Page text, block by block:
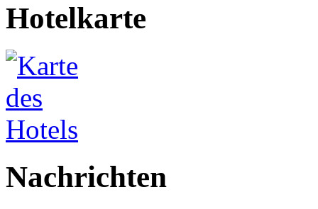
Hotelkarte
Nachrichten